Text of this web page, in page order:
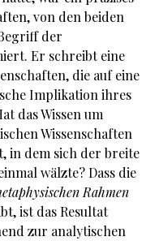
von den beiden
der
Er schreibt eine
die auf eine
Implikation ihres
das Wissen um
Wissenschaften
in dem sich der breite
wälzte? Dass die
Rahmen
ist das Resultat
zur analytischen